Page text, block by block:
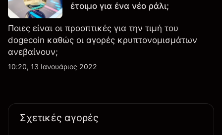
έτοιμο για ένα νέο ράλι;
Ποιες είναι οι προοπτικές για την τιμή του
dogecoin καθώς οι αγορές κρυπτονομισμάτων
ανεβαίνουν;
10:20, 13 Ιανουάριος 2022
Σχετικές αγορές